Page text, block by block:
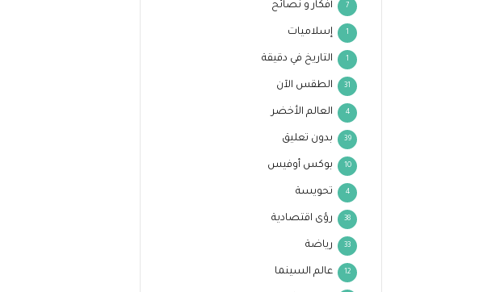
أفكار و نصائح 7
إسلاميات 1
التاريخ في دقيقة 1
الطقس الآن 31
العالم الأخضر 4
بدون تعليق 39
بوكس أوفيس 10
تحويسة 4
رؤى اقتصادية 38
رياضة 33
عالم السينما 12